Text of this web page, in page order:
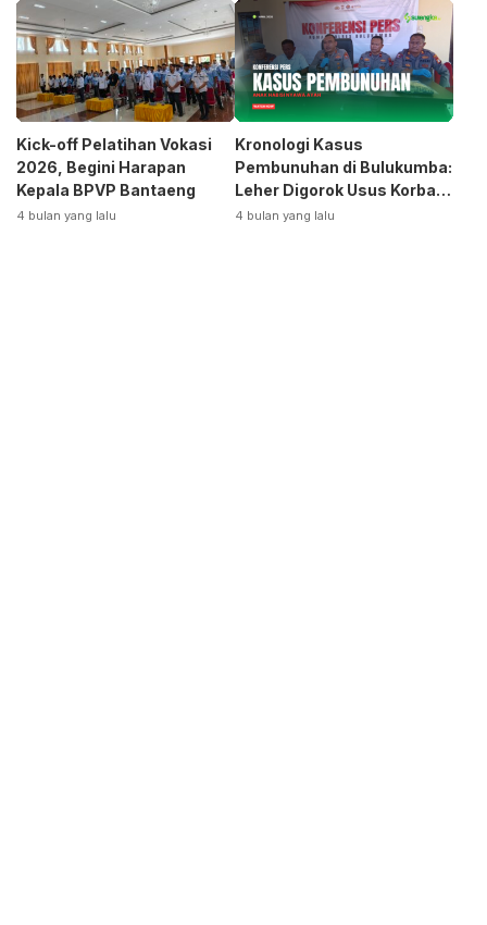
Otomotif
Kick-off Pelatihan Vokasi
2026, Begini Harapan
Kepala BPVP Bantaeng
4 bulan yang lalu
Kronologi Kasus
Pembunuhan di Bulukumba:
Leher Digorok Usus Korban
Dikeluarkan
4 bulan yang lalu